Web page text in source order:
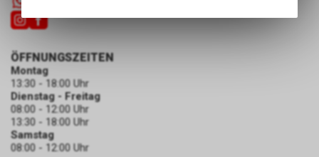
ÖFFNUNGSZEITEN
Montag
13:30 - 18:00 Uhr
Dienstag - Freitag
08:00 - 12:00 Uhr
13:30 - 18:00 Uhr
Samstag
08:00 - 12:00 Uhr